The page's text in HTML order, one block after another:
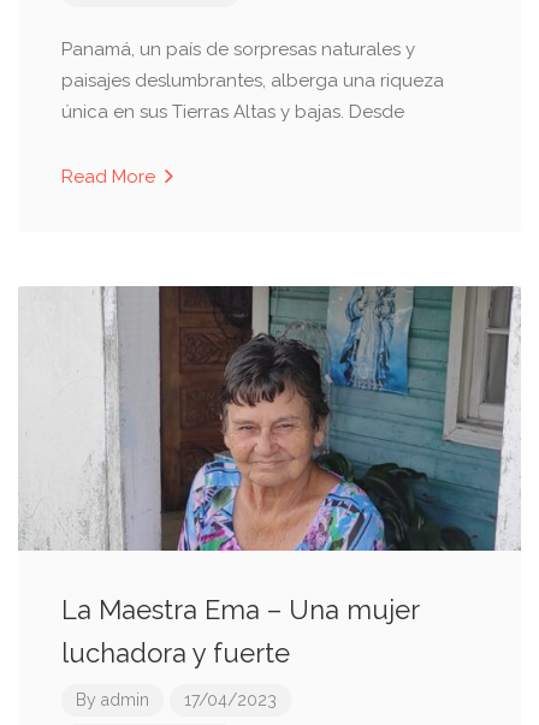
Panamá, un país de sorpresas naturales y
paisajes deslumbrantes, alberga una riqueza
única en sus Tierras Altas y bajas. Desde
Read More
La Maestra Ema – Una mujer
luchadora y fuerte
By admin 17/04/2023